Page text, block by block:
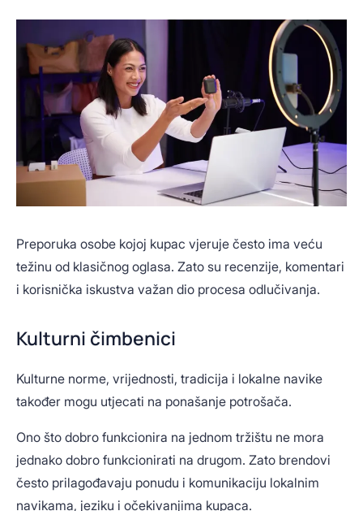
Preporuka osobe kojoj kupac vjeruje često ima veću
težinu od klasičnog oglasa. Zato su recenzije, komentari
i korisnička iskustva važan dio procesa odlučivanja.
Kulturni čimbenici
Kulturne norme, vrijednosti, tradicija i lokalne navike
također mogu utjecati na ponašanje potrošača.
Ono što dobro funkcionira na jednom tržištu ne mora
jednako dobro funkcionirati na drugom. Zato brendovi
često prilagođavaju ponudu i komunikaciju lokalnim
navikama, jeziku i očekivanjima kupaca.